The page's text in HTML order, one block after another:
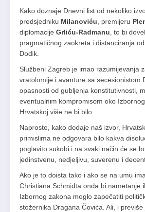
Kako doznaje Dnevni list od nekoliko
predsjedniku Milanoviću , premijeru
diplomacije Grliću-Radmanu , to bi
pragmatičnog zaokreta i distanciranja
Dodik.
Službeni Zagreb je imao razumijevanja
vratolomije i avanture sa secesionistom
opasnosti od gubljenja konstitutivnosti,
eventualnim kompromisom oko
Hrvatskoj više ne bi bilo.
Naprosto, kako dodaje naš izvor,
primislima ne odgovara bilo kakva
poglavito sukobi i na svaki način će se
jedinstvenu, nedjeljivu, suverenu i
Ako je to doista tako i ako se na umu
Christiana Schmidta onda bi nametanje
Izbornog zakona moglo zapečatiti
stožernika Dragana Čovića. Ali, i